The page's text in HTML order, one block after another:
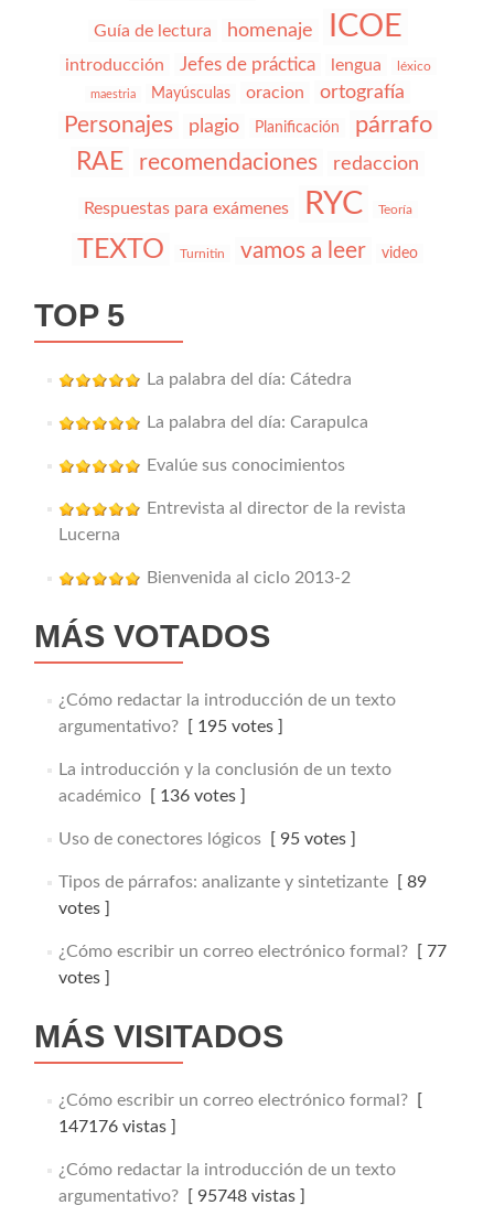
Guía de lectura homenaje ICOE
introducción Jefes de práctica lengua léxico
maestria Mayúsculas oracion ortografía
Personajes plagio Planificación párrafo
RAE recomendaciones redaccion
Respuestas para exámenes RYC Teoría
TEXTO Turnitin vamos a leer video
TOP 5
La palabra del día: Cátedra
La palabra del día: Carapulca
Evalúe sus conocimientos
Entrevista al director de la revista
Lucerna
Bienvenida al ciclo 2013-2
MÁS VOTADOS
¿Cómo redactar la introducción de un texto
argumentativo?[ 195 votes ]
La introducción y la conclusión de un texto
académico[ 136 votes ]
Uso de conectores lógicos[ 95 votes ]
Tipos de párrafos: analizante y sintetizante[ 89
votes ]
¿Cómo escribir un correo electrónico formal?[ 77
votes ]
MÁS VISITADOS
¿Cómo escribir un correo electrónico formal?[
147176 vistas ]
¿Cómo redactar la introducción de un texto
argumentativo?[ 95748 vistas ]